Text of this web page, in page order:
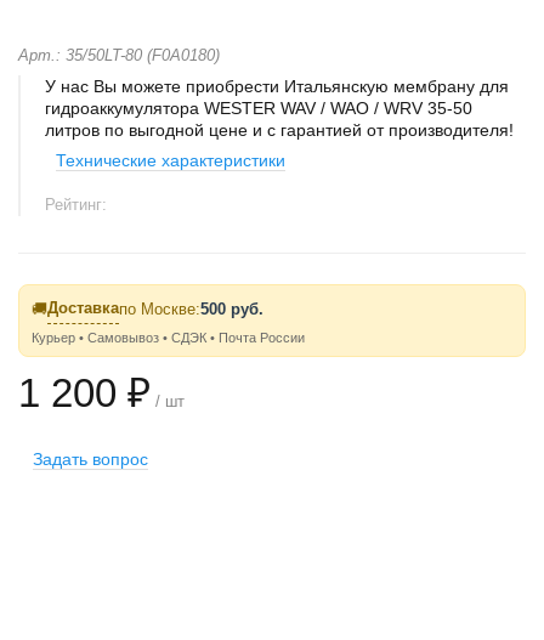
Арт.: 35/50LT-80 (F0A0180)
У нас Вы можете приобрести Итальянскую мембрану для
гидроаккумулятора WESTER WAV / WAO / WRV 35-50
литров по выгодной цене и с гарантией от производителя!
Технические характеристики
Рейтинг:
🚚Доставкапо Москве:500 руб.
Курьер • Самовывоз • СДЭК • Почта России
1 200 ₽ / шт
Задать вопрос